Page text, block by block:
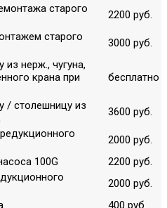
старого
2200 руб.
старого
3000 руб.
из нерж., чугуна,
крана при
бесплатно
/ столешницу из
3600 руб.
2000 руб.
100G
2200 руб.
2000 руб.
400 руб.